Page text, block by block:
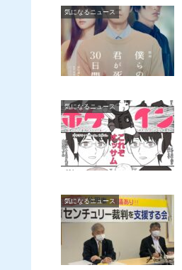
気になるニュース
気になるニュース
気になるニュース